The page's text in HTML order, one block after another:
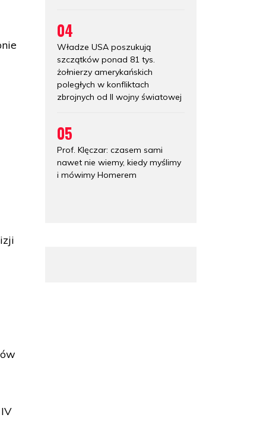
04
Władze USA poszukują
szczątków ponad 81 tys.
żołnierzy amerykańskich
poległych w konfliktach
zbrojnych od II wojny światowej
05
Prof. Klęczar: czasem sami
nawet nie wiemy, kiedy myślimy
i mówimy Homerem